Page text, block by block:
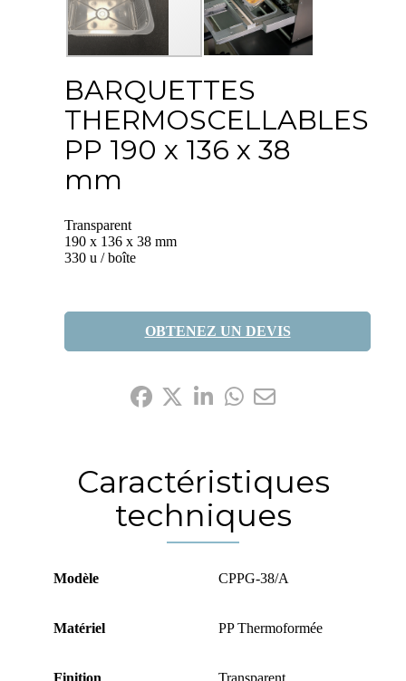
BARQUETTES
THERMOSCELLABLES
PP 190 x 136 x 38
mm
Transparent
190 x 136 x 38 mm
330 u / boîte
OBTENEZ UN DEVIS
Caractéristiques
techniques
Modèle CPPG-38/A
Matériel PP Thermoformée
Finition Transparent